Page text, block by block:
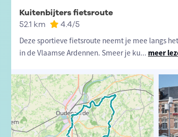
Kuitenbijters fietsroute
52.1 km 4.4/5
Deze sportieve fietsroute neemt je mee langs
in de Vlaamse Ardennen. Smeer je ku... meer